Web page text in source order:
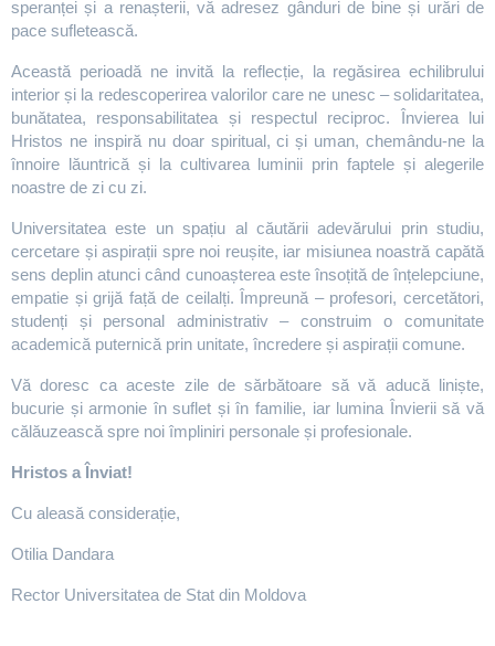
speranței și a renașterii, vă adresez gânduri de bine și urări de
pace sufletească.
Această perioadă ne invită la reflecție, la regăsirea echilibrului
interior și la redescoperirea valorilor care ne unesc – solidaritatea,
bunătatea, responsabilitatea și respectul reciproc. Învierea lui
Hristos ne inspiră nu doar spiritual, ci și uman, chemându-ne la
înnoire lăuntrică și la cultivarea luminii prin faptele și alegerile
noastre de zi cu zi.
Universitatea este un spațiu al căutării adevărului prin studiu,
cercetare și aspirații spre noi reușite, iar misiunea noastră capătă
sens deplin atunci când cunoașterea este însoțită de înțelepciune,
empatie și grijă față de ceilalți. Împreună – profesori, cercetători,
studenți și personal administrativ – construim o comunitate
academică puternică prin unitate, încredere și aspirații comune.
Vă doresc ca aceste zile de sărbătoare să vă aducă liniște,
bucurie și armonie în suflet și în familie, iar lumina Învierii să vă
călăuzească spre noi împliniri personale și profesionale.
Hristos a Înviat!
Cu aleasă considerație,
Otilia Dandara
Rector Universitatea de Stat din Moldova